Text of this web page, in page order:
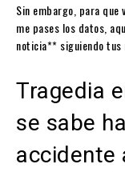
Sin embargo, para
me pases los datos,
noticia** siguiendo tus
Tragedia
se sabe
accidente